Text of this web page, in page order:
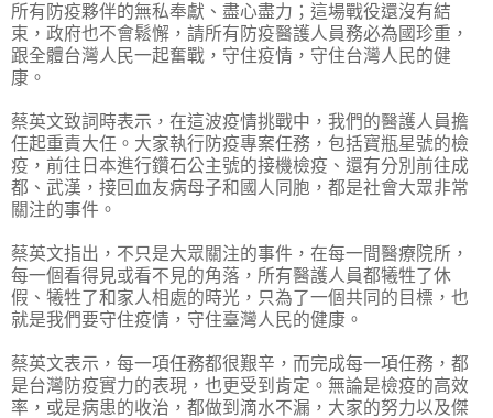
所有防疫夥伴的無私奉獻、盡心盡力；這場戰役還沒有結
束，政府也不會鬆懈，請所有防疫醫護人員務必為國珍重，
跟全體台灣人民一起奮戰，守住疫情，守住台灣人民的健
康。
蔡英文致詞時表示，在這波疫情挑戰中，我們的醫護人員擔
任起重責大任。大家執行防疫專案任務，包括寶瓶星號的檢
疫，前往日本進行鑽石公主號的接機檢疫、還有分別前往成
都、武漢，接回血友病母子和國人同胞，都是社會大眾非常
關注的事件。
蔡英文指出，不只是大眾關注的事件，在每一間醫療院所，
每一個看得見或看不見的角落，所有醫護人員都犧牲了休
假、犧牲了和家人相處的時光，只為了一個共同的目標，也
就是我們要守住疫情，守住臺灣人民的健康。
蔡英文表示，每一項任務都很艱辛，而完成每一項任務，都
是台灣防疫實力的表現，也更受到肯定。無論是檢疫的高效
率，或是病患的收治，都做到滴水不漏，大家的努力以及傑